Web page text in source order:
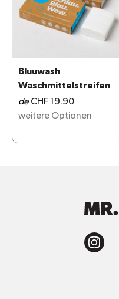
Bluuwash
Waschmittelstreifen
de CHF 19.90
weitere Optionen